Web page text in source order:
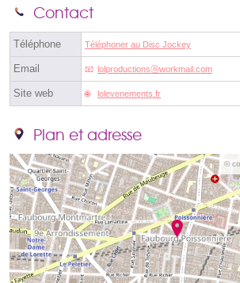
Contact
Téléphone Téléphoner au Disc Jockey
Email lolproductionsⓐworkmail.com
Site web lolevenements.fr
Plan et adresse
©